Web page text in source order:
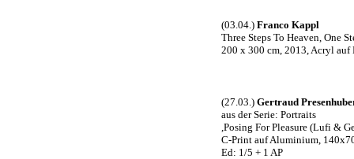
(03.04.) Franco Kappl
Three Steps To Heaven, One
200 x 300 cm, 2013, Acryl auf
(27.03.) Gertraud
aus der Serie: Portraits
,Posing For Pleasure (Lufi &
C-Print auf Aluminium,
Ed: 1/5 + 1 AP